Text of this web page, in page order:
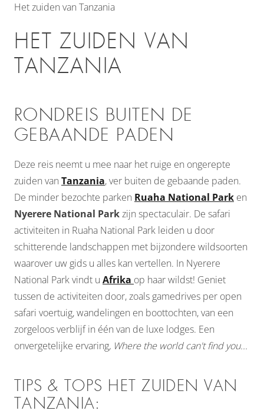
Het zuiden van Tanzania
HET ZUIDEN VAN
TANZANIA
RONDREIS BUITEN DE
GEBAANDE PADEN
Deze reis neemt u mee naar het ruige en ongerepte
zuiden van Tanzania, ver buiten de gebaande paden.
De minder bezochte parken Ruaha National Park en
Nyerere National Parkzijn spectaculair. De safari
activiteiten in Ruaha National Park leiden u door
schitterende landschappen met bijzondere wildsoorten
waarover uw gids u alles kan vertellen. In Nyerere
National Park vindt u Afrika op haar wildst! Geniet
tussen de activiteiten door, zoals gamedrives per open
safari voertuig, wandelingen en boottochten, van een
zorgeloos verblijf in één van de luxe lodges. Een
onvergetelijke ervaring, Where the world can't find you...
TIPS & TOPS HET ZUIDEN VAN
TANZANIA: